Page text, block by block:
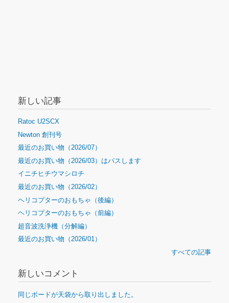
新しい記事
Ratoc U2SCX
Newton 創刊号
最近のお買い物（2026/07）
最近のお買い物（2026/03）はパスします
イニチヒチウマシロチ
最近のお買い物（2026/02）
ヘリコプターのおもちゃ（後編）
ヘリコプターのおもちゃ（前編）
超音波洗浄機（分解編）
最近のお買い物（2026/01）
すべての記事
新しいコメント
同じボードが天袋から取り出しました。